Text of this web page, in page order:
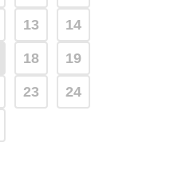
13 14
18 19
23 24